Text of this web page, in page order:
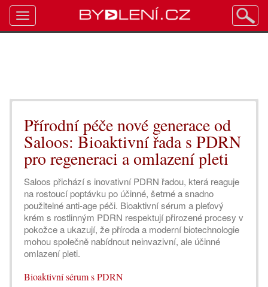
Přírodní péče nové generace od
Saloos: Bioaktivní řada s PDRN
pro regeneraci a omlazení pleti
Saloos přichází s inovativní PDRN řadou, která reaguje
na rostoucí poptávku po účinné, šetrné a snadno
použitelné anti-age péči. Bioaktivní sérum a pleťový
krém s rostlinným PDRN respektují přirozené procesy v
pokožce a ukazují, že příroda a moderní biotechnologie
mohou společně nabídnout neinvazivní, ale účinné
omlazení pleti.
Bioaktivní sérum s PDRN
Toggle
navigation